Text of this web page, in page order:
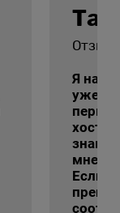
Отзыв
Я на
уже с
мне
Если